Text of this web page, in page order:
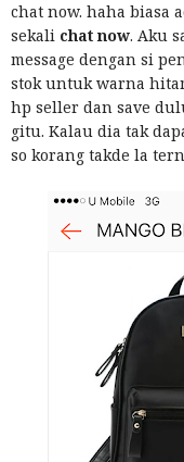
chat now. haha biasa
sekali chat now. Aku
message dengan si
stok untuk warna
hp seller dan save
gitu. Kalau dia tak
so korang takde la